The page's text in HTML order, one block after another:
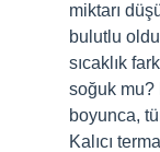
miktarı
bulutlu
sıcaklık
soğuk mu?
boyunca,
Kalıcı